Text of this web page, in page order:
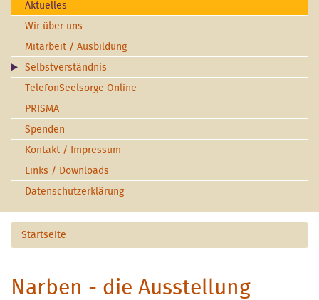
Aktuelles
Wir über uns
Mitarbeit / Ausbildung
Selbstverständnis
TelefonSeelsorge Online
PRISMA
Spenden
Kontakt / Impressum
Links / Downloads
Datenschutzerklärung
Startseite
Narben - die Ausstellung